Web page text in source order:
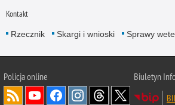
Kontakt
Rzecznik Skargi i wnioski Sprawy
Policjaonline
Biuletyn